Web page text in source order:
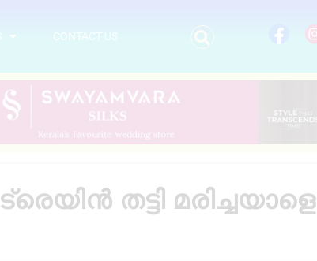
CONTACT US
തട്ടി മരിച്ചയാളെ